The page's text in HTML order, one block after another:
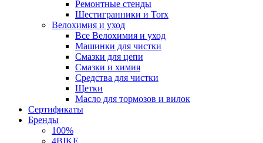
Ремонтные стенды
Шестигранники и Torx
Велохимия и уход
Все Велохимия и уход
Машинки для чистки
Смазки для цепи
Смазки и химия
Средства для чистки
Щетки
Масло для тормозов и вилок
Сертификаты
Бренды
100%
4BIKE